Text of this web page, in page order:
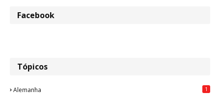
Facebook
Tópicos
Alemanha 1